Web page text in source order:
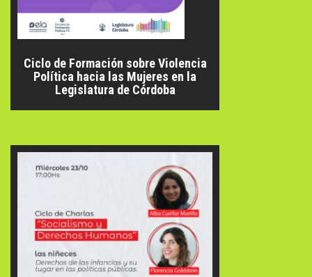
Ciclo de Formación sobre Violencia
Política hacia las Mujeres en la
Legislatura de Córdoba